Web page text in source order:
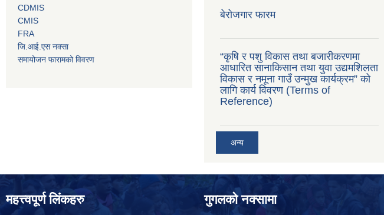
CDMIS
CMIS
FRA
जि.आई.एस नक्सा
समायोजन फारामको विवरण
बेरोजगार फारम
“कृषि र पशु विकास तथा बजारीकरणमा
आधारित सानाकिसान तथा युवा उद्यमशिलता
विकास र नमूना गाउँ उन्मुख कार्यक्रम” को
लागि कार्य विवरण (Terms of
Reference)
अन्य
महत्त्वपूर्ण लिंकहरु गुगलको नक्सामा